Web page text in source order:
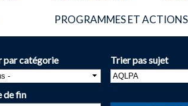
PROGRAMMES ET ACTIONS
par catégorie Trier pas sujet
de fin